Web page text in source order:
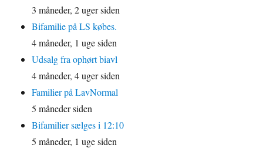
3 måneder, 2 uger siden
Bifamilie på LS købes.
4 måneder, 1 uge siden
Udsalg fra ophørt biavl
4 måneder, 4 uger siden
Familier på LavNormal
5 måneder siden
Bifamilier sælges i 12:10
5 måneder, 1 uge siden